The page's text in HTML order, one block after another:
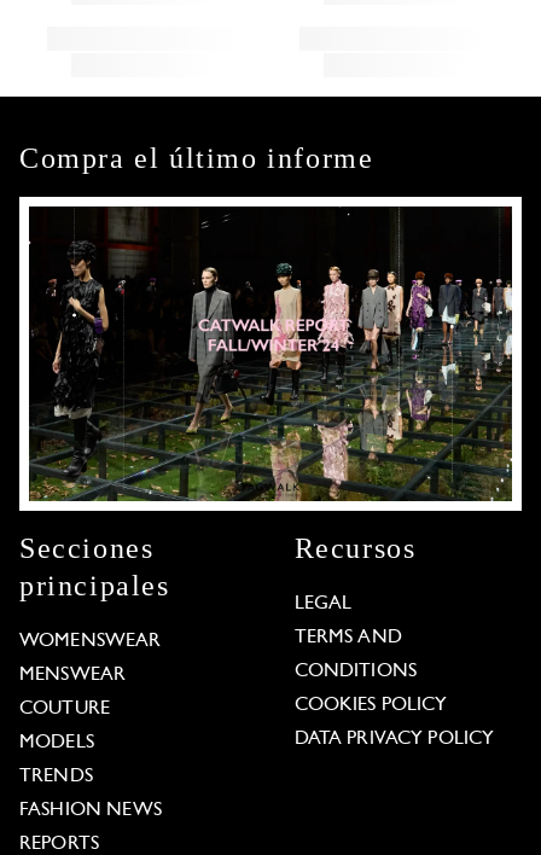
Compra el último informe
Secciones
principales
WOMENSWEAR
MENSWEAR
COUTURE
MODELS
TRENDS
FASHION NEWS
REPORTS
Recursos
LEGAL
TERMS AND
CONDITIONS
COOKIES POLICY
DATA PRIVACY POLICY